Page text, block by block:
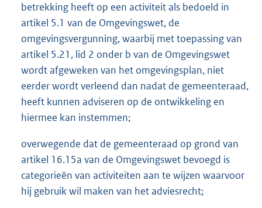
betrekking heeft op een activiteit als bedoeld in
artikel 5.1 van de Omgevingswet, de
omgevingsvergunning, waarbij met toepassing van
artikel 5.21, lid 2 onder b van de Omgevingswet
wordt afgeweken van het omgevingsplan, niet
eerder wordt verleend dan nadat de gemeenteraad,
heeft kunnen adviseren op de ontwikkeling en
hiermee kan instemmen;
overwegende dat de gemeenteraad op grond van
artikel 16.15a van de Omgevingswet bevoegd is
categorieën van activiteiten aan te wijzen waarvoor
hij gebruik wil maken van het adviesrecht;